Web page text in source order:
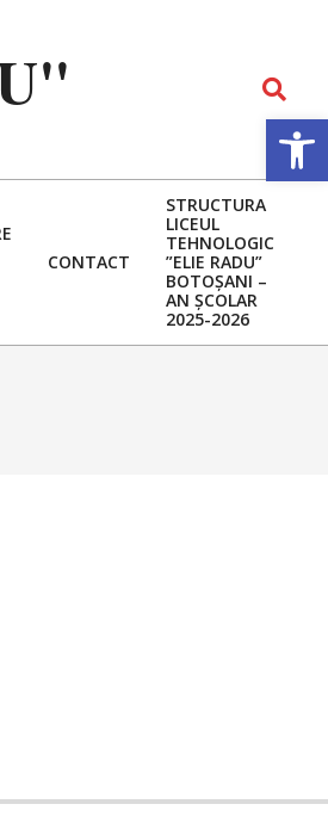
Search
CONTACT
STRUCTURA
LICEUL
TEHNOLOGIC
”ELIE RADU”
BOTOȘANI –
AN ȘCOLAR
2025-2026